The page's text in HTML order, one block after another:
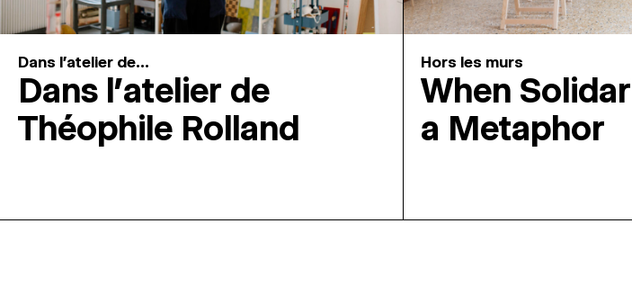
Dans l'atelier de...
Dans l’atelier de
Théophile Rolland
Hors les murs
When
a Metaphor